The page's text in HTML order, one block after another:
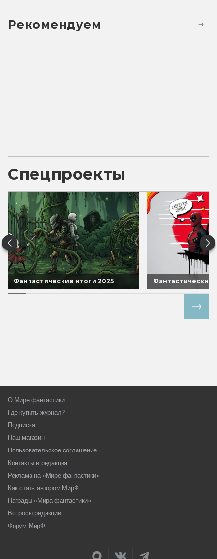
Рекомендуем
Спецпроекты
Фантастические итоги 2025 Фантастические
О Мире фантастики
Где купить журнал?
Подписка
Наш магазин
Пользовательское соглашение
Контакты и редакция
Реклама на «Мире фантастики»
Как стать автором МирФ
Награды «Мира фантастики»
Вопросы редакции
Форум МирФ